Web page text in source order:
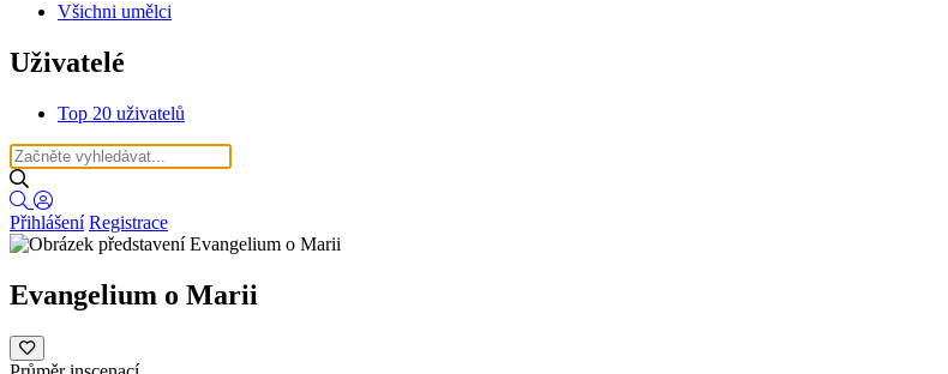
Všichni umělci
Uživatelé
Top 20 uživatelů
Přihlášení Registrace
Evangelium o Marii